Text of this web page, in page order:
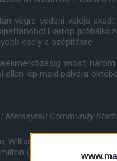
végre védeni valója
Harrop
esély a szépítésre.
most
ellen lép majd pályára
Merseyrail Community
Williams (Olosunde 64),
(Kehinde 73); Willock.